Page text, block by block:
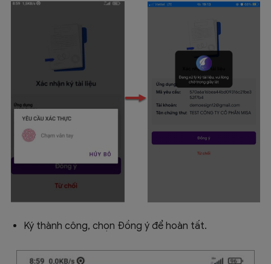
Ký thành công, chọn Đồng ý để hoàn tất.